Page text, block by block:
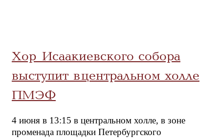
Хор Исаакиевского собора
выступит в центральном холле
ПМЭФ
4 июня в 13:15 в центральном холле, в зоне
променада площадки Петербургского